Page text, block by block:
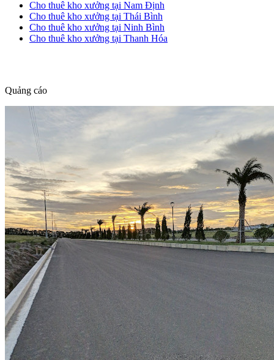
Cho thuê kho xưởng tại Nam Định
Cho thuê kho xưởng tại Thái Bình
Cho thuê kho xưởng tại Ninh Bình
Cho thuê kho xưởng tại Thanh Hóa
Quảng cáo